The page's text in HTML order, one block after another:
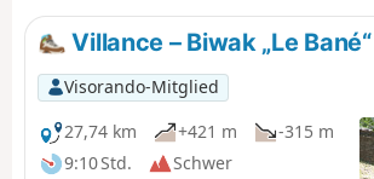
Villance – Biwak „Le Bané“
Visorando-Mitglied
27,74 km
+421 m
-315 m
9:10 Std.
Schwer